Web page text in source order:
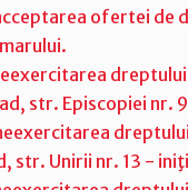
ofertei de
dreptului
str. Episcopiei nr.
str. Unirii nr. 13 -